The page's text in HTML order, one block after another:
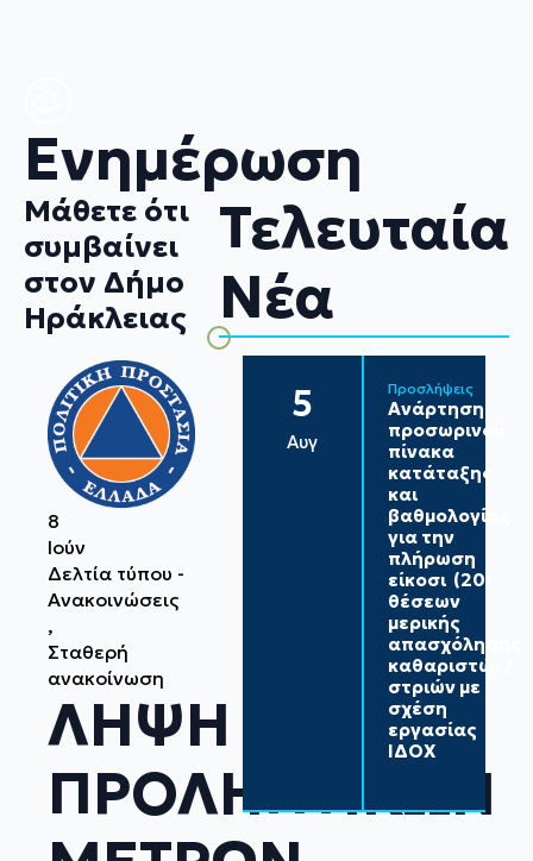
Eνημέρωση
Μάθετε ότι
συμβαίνει
στον Δήμο
Ηράκλειας
8
Ιούν
Δελτία τύπου -
Ανακοινώσεις
Σταθερή
ανακοίνωση
ΛΗΨΗ
ΠΡΟΛΗΠΤΙΚΩΝ
Τελευταία
Νέα
5
Αυγ
Προσλήψεις
Ανάρτηση
προσωρινού
πίνακα
κατάταξης
και
βαθμολογίας
για την
πλήρωση
είκοσι (20)
θέσεων
μερικής
απασχόλησης
καθαριστών/
στριών με
σχέση
εργασίας
ΙΔΟΧ